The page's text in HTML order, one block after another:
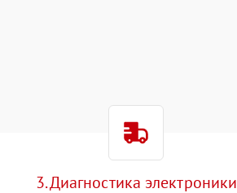
3. Диагностика электроники